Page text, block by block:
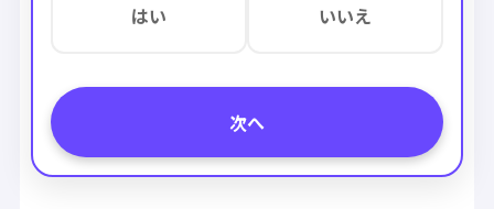
はい いいえ
次へ